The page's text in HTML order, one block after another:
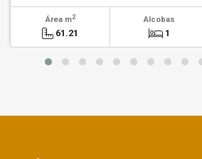
Área m2
61.21
Alcobas
1